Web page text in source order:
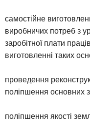
самостійне
виробничих потреб з
заробітної плати
виготовленні таких
проведення
поліпшення основних
поліпшення якості